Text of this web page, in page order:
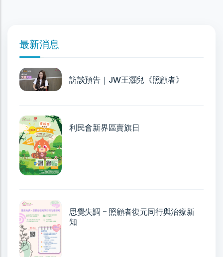
最新消息
訪談預告｜JW王灝兒《照顧者》
利民會新界區賣旗日
思覺失調 - 照顧者復元同行與治療新
知